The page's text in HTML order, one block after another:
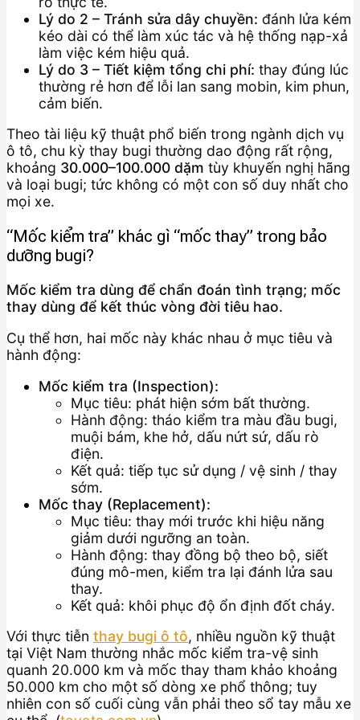
Lý do 2 – Tránh sửa dây chuyền: đánh lửa kém
kéo dài có thể làm xúc tác và hệ thống nạp-xả
làm việc kém hiệu quả.
Lý do 3 – Tiết kiệm tổng chi phí: thay đúng lúc
thường rẻ hơn để lỗi lan sang mobin, kim phun,
cảm biến.
Theo tài liệu kỹ thuật phổ biến trong ngành dịch vụ
ô tô, chu kỳ thay bugi thường dao động rất rộng,
khoảng 30.000–100.000 dặm tùy khuyến nghị hãng
và loại bugi; tức không có một con số duy nhất cho
mọi xe.
“Mốc kiểm tra” khác gì “mốc thay” trong bảo
dưỡng bugi?
Mốc kiểm tra dùng để chẩn đoán tình trạng; mốc
thay dùng để kết thúc vòng đời tiêu hao.
Cụ thể hơn, hai mốc này khác nhau ở mục tiêu và
hành động:
Mốc kiểm tra (Inspection):
Mục tiêu: phát hiện sớm bất thường.
Hành động: tháo kiểm tra màu đầu bugi,
muội bám, khe hở, dấu nứt sứ, dấu rò
điện.
Kết quả: tiếp tục sử dụng / vệ sinh / thay
sớm.
Mốc thay (Replacement):
Mục tiêu: thay mới trước khi hiệu năng
giảm dưới ngưỡng an toàn.
Hành động: thay đồng bộ theo bộ, siết
đúng mô-men, kiểm tra lại đánh lửa sau
thay.
Kết quả: khôi phục độ ổn định đốt cháy.
Với thực tiễn thay bugi ô tô, nhiều nguồn kỹ thuật
tại Việt Nam thường nhắc mốc kiểm tra-vệ sinh
quanh 20.000 km và mốc thay tham khảo khoảng
50.000 km cho một số dòng xe phổ thông; tuy
nhiên con số cuối cùng vẫn phải theo sổ tay mẫu xe